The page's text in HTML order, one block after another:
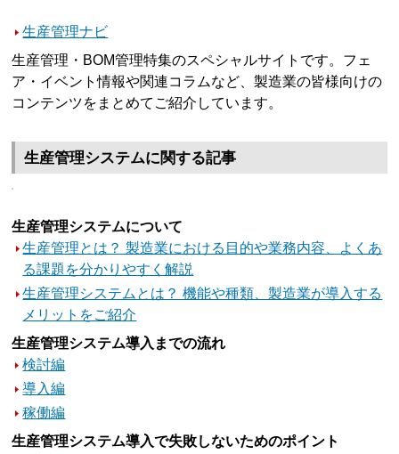
生産管理ナビ
生産管理・BOM管理特集のスペシャルサイトです。フェ
ア・イベント情報や関連コラムなど、製造業の皆様向けの
コンテンツをまとめてご紹介しています。
生産管理システムに関する記事
生産管理システムについて
生産管理とは？ 製造業における目的や業務内容、よくあ
る課題を分かりやすく解説
生産管理システムとは？ 機能や種類、製造業が導入する
メリットをご紹介
生産管理システム導入までの流れ
検討編
導入編
稼働編
生産管理システム導入で失敗しないためのポイント